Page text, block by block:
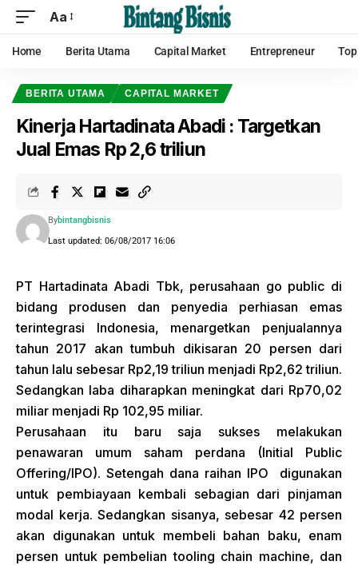
Aa
Home Berita Utama Capital Market Entrepreneur
BERITA UTAMA CAPITAL MARKET
Kinerja Hartadinata Abadi : Targetkan
Jual Emas Rp 2,6 triliun
Last updated: 06/08/2017 16:06
Bybintangbisnis
PT Hartadinata Abadi Tbk, perusahaan go public di
bidang produsen dan penyedia perhiasan emas
terintegrasi Indonesia, menargetkan penjualannya
tahun 2017 akan tumbuh dikisaran 20 persen dari
tahun lalu sebesar Rp2,19 triliun menjadi Rp2,62 triliun.
Sedangkan laba diharapkan meningkat dari Rp70,02
miliar menjadi Rp 102,95 miliar.
Perusahaan itu baru saja sukses melakukan
penawaran umum saham perdana (Initial Public
Offering/IPO). Setengah dana raihan IPO digunakan
untuk pembiayaan kembali sebagian dari pinjaman
modal kerja. Sedangkan sisanya, sebesar 42 persen
akan digunakan untuk membeli bahan baku, enam
persen untuk pembelian tooling chain machine, dan